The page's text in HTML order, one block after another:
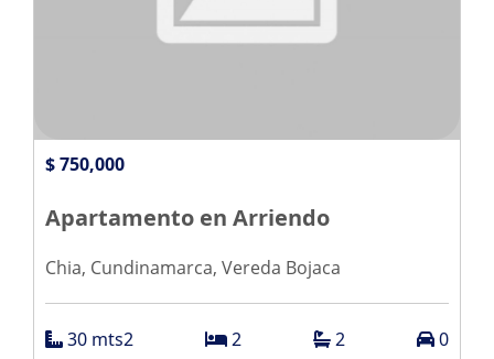
$ 750,000
Apartamento en Arriendo
Chia, Cundinamarca, Vereda Bojaca
30 mts2 2 2 0